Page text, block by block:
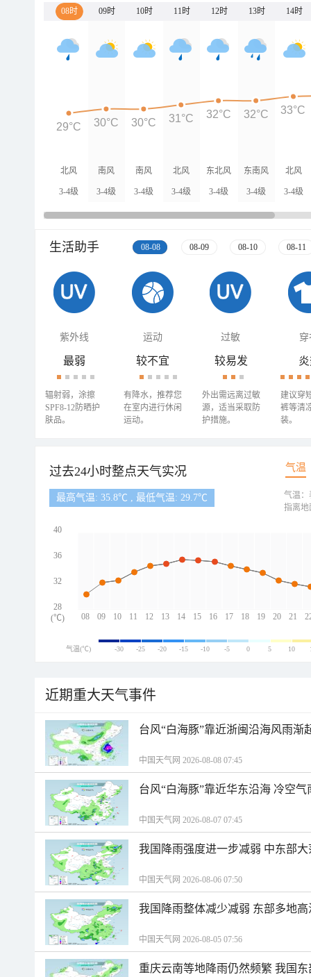
08时 09时 10时 11时 12时 13时 14时
北风
3-4级
南风
3-4级
南风
3-4级
北风
3-4级
东北风
3-4级
东南风
3-4级
北风
3-4级
29°C 30°C 30°C 31°C 32°C 32°C 33°C
生活助手 08-08 08-09 08-10 08-11
紫外线 运动 过敏 穿
最弱
辐射弱，涂擦
SPF8-12防晒护
肤品。
较不宜
有降水，推荐您
在室内进行休闲
运动。
较易发
外出需远离过敏
源，适当采取防
护措施。
建议穿
裤等清
装。
过去24小时整点天气实况 气温
最高气温: 35.8℃ , 最低气温: 29.7℃
08 09 10 11 12 13 14 15 16 17 18 19 20 21
40
36
32
28
(℃)
气温：
指离地
气温(℃) -30 -25 -20 -15 -10 -5 0 5 10
近期重大天气事件
台风“白海豚”靠近浙闽沿海风雨渐
中国天气网 2026-08-08 07:45
台风“白海豚”靠近华东沿海 冷空
中国天气网 2026-08-07 07:45
我国降雨强度进一步减弱 中东部
中国天气网 2026-08-06 07:50
我国降雨整体减少减弱 东部多地
中国天气网 2026-08-05 07:56
重庆云南等地降雨仍然频繁 我国